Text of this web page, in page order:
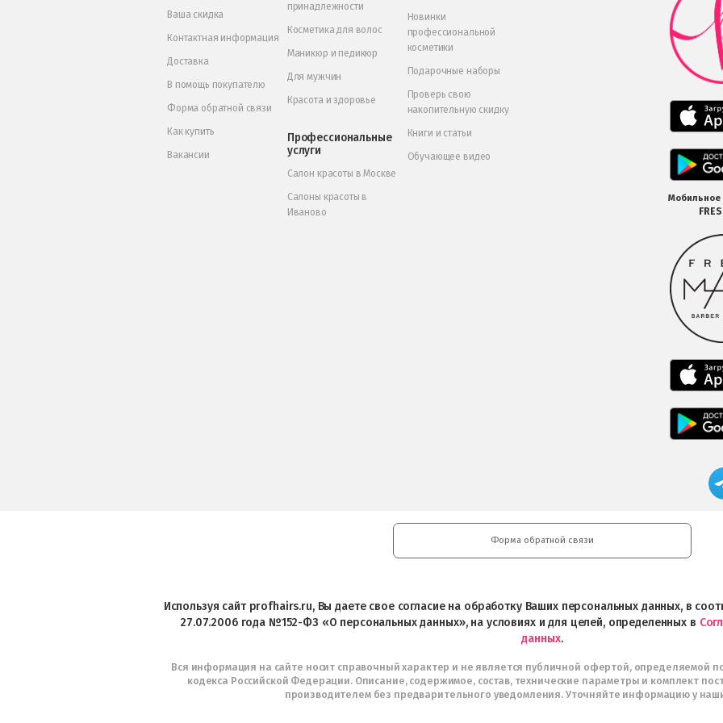
Ваша скидка
Контактная информация
Доставка
В помощь покупателю
Форма обратной связи
Как купить
Вакансии
принадлежности
Косметика для волос
Маникюр и педикюр
Для мужчин
Красота и здоровье
Профессиональные
услуги
Салон красоты в Москве
Салоны красоты в
Иваново
Новинки
профессиональной
косметики
Подарочные наборы
Проверь свою
накопительную скидку
Книги и статьи
Обучающее видео
Мобильное
Форма обратной связи
Используя сайт profhairs.ru, Вы даете свое согласие на обработку Ваших персональных данных, в
27.07.2006 года №152-ФЗ «О персональных данных», на условиях и для целей, определенных в
данных.
Вся информация на сайте носит справочный характер и не является публичной офертой, определяемой
кодекса Российской Федерации. Описание, содержимое, состав, технические параметры и комплект
производителем без предварительного уведомления. Уточняйте информацию у